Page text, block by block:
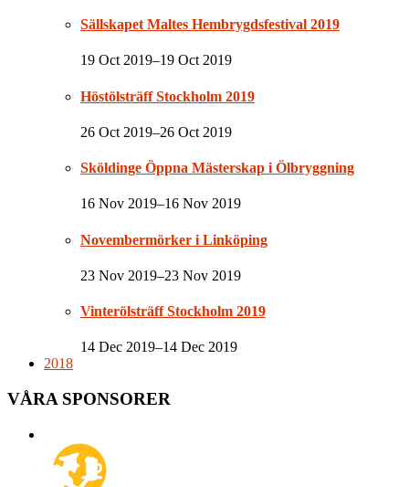
Sällskapet Maltes Hembrygdsfestival 2019
19 Oct 2019–19 Oct 2019
Höstölsträff Stockholm 2019
26 Oct 2019–26 Oct 2019
Sköldinge Öppna Mästerskap i Ölbryggning
16 Nov 2019–16 Nov 2019
Novembermörker i Linköping
23 Nov 2019–23 Nov 2019
Vinterölsträff Stockholm 2019
14 Dec 2019–14 Dec 2019
2018
VÅRA SPONSORER